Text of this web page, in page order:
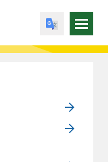
Open
menu